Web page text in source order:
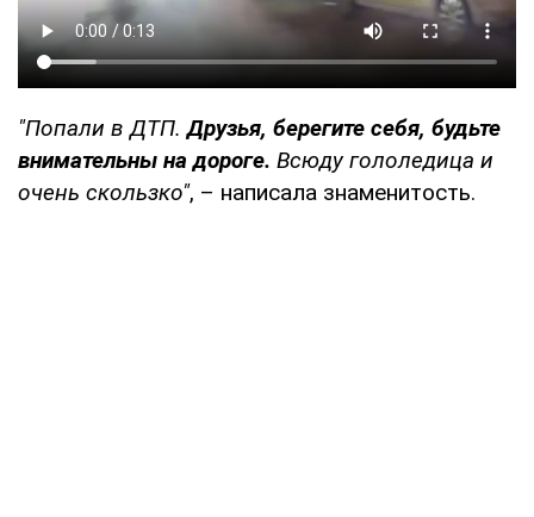
"Попали в ДТП.Друзья, берегите себя, будьте
внимательны на дороге. Всюду гололедица и
очень скользко", – написала знаменитость.